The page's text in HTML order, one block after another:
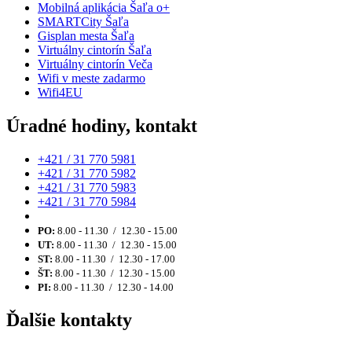
Mobilná aplikácia Šaľa o+
SMARTCity Šaľa
Gisplan mesta Šaľa
Virtuálny cintorín Šaľa
Virtuálny cintorín Veča
Wifi v meste zadarmo
Wifi4EU
Úradné hodiny, kontakt
+421 / 31 770 5981
+421 / 31 770 5982
+421 / 31 770 5983
+421 / 31 770 5984
PO: 8.00 - 11.30 / 12.30 - 15.00
UT: 8.00 - 11.30 / 12.30 - 15.00
ST: 8.00 - 11.30 / 12.30 - 17.00
ŠT: 8.00 - 11.30 / 12.30 - 15.00
PI: 8.00 - 11.30 / 12.30 - 14.00
Ďalšie kontakty